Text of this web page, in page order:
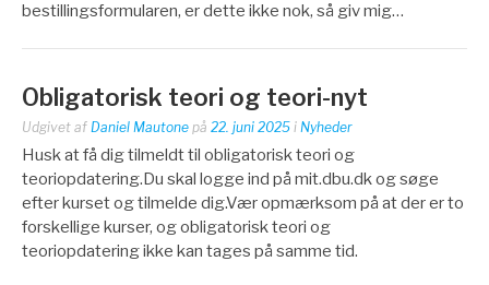
bestillingsformularen, er dette ikke nok, så giv mig…
Obligatorisk teori og teori-nyt
Udgivet af Daniel Mautone på 22. juni 2025 i Nyheder
Husk at få dig tilmeldt til obligatorisk teori og
teoriopdatering.Du skal logge ind på mit.dbu.dk og søge
efter kurset og tilmelde dig.Vær opmærksom på at der er to
forskellige kurser, og obligatorisk teori og
teoriopdatering ikke kan tages på samme tid.